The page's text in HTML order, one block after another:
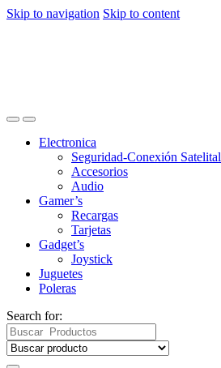
Skip to navigation Skip to content
Electronica
Seguridad-Conexión Satelital
Accesorios
Audio
Gamer’s
Recargas
Tarjetas
Gadget’s
Joystick
Juguetes
Poleras
Search for: